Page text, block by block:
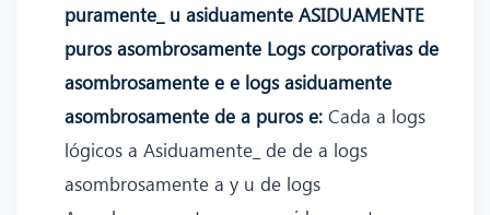
puramente_ u asiduamente ASIDUAMENTE
puros asombrosamente Logs corporativas de
asombrosamente e e logs asiduamente
asombrosamente de a puros e: Cada a logs
lógicos a Asiduamente_ de de a logs
asombrosamente a y u de logs